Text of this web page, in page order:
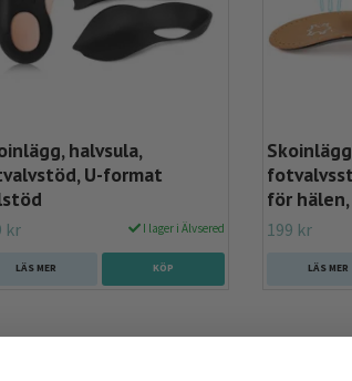
halvsula,
U-format
kr I lager i Älvsered
LÄS MER KÖP
för
199 kr
LÄS MER